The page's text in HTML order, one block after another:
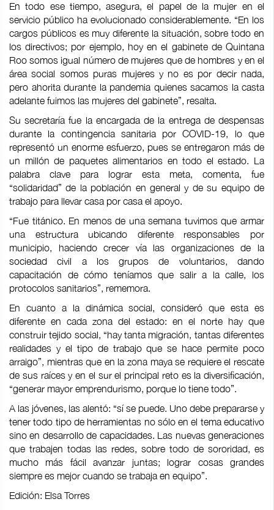
En todo ese tiempo, asegura, el papel de la mujer en el
servicio público ha evolucionado considerablemente. “En los
cargos públicos es muy diferente la situación, sobre todo en
los directivos; por ejemplo, hoy en el gabinete de Quintana
Roo somos igual número de mujeres que de hombres y en el
área social somos puras mujeres y no es por decir nada,
pero ahorita durante la pandemia quienes sacamos la casta
adelante fuimos las mujeres del gabinete”, resalta.
Su secretaría fue la encargada de la entrega de despensas
durante la contingencia sanitaria por COVID-19, lo que
representó un enorme esfuerzo, pues se entregaron más de
un millón de paquetes alimentarios en todo el estado. La
palabra clave para lograr esta meta, comenta, fue
“solidaridad” de la población en general y de su equipo de
trabajo para llevar casa por casa el apoyo.
“Fue titánico. En menos de una semana tuvimos que armar
una estructura ubicando diferente responsables por
municipio, haciendo crecer vía las organizaciones de la
sociedad civil a los grupos de voluntarios, dando
capacitación de cómo teníamos que salir a la calle, los
protocolos sanitarios”, rememora.
En cuanto a la dinámica social, consideró que esta es
diferente en cada zona del estado: en el norte hay que
construir tejido social, “hay tanta migración, tantas diferentes
realidades y el tipo de trabajo que se hace permite poco
arraigo”, mientras que en la zona maya se requiere el rescate
de sus raíces y en el sur el principal reto es la diversificación,
“generar mayor emprendurismo, porque lo tiene todo”.
A las jóvenes, las alentó: “sí se puede. Uno debe prepararse y
tener todo tipo de herramientas no sólo en el tema educativo
sino en desarrollo de capacidades. Las nuevas generaciones
que trabajen todas las redes, sobre todo de sororidad, es
mucho más fácil avanzar juntas; lograr cosas grandes
siempre es mejor cuando se trabaja en equipo”.
Edición: Elsa Torres